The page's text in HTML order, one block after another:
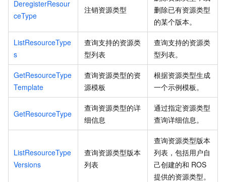
DeregisterResour
ceType
注销资源类型
删除已有资源类型
的某个版本。
ListResourceType
s
查询支持的资源类
型列表
查询支持的资源类
型列表。
GetResourceType
Template
查询资源类型的资
源模板
根据资源类型生成
一个示例模板。
GetResourceType
查询资源类型的详
细信息
通过指定资源类型
查询详细信息。
ListResourceType
Versions
查询资源类型版本
列表
查询资源类型版本
列表，包括用户自
己创建的和 ROS
提供的资源类型。